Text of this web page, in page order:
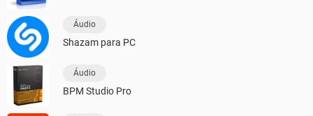
Áudio
Shazam para PC
Áudio
BPM Studio Pro